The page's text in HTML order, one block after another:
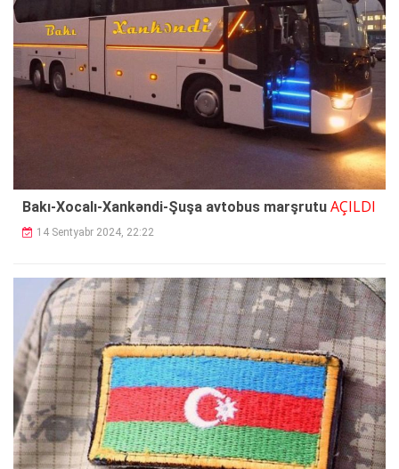
Bakı-Xocalı-Xankəndi-Şuşa avtobus marşrutu AÇILDI
14 Sentyabr 2024, 22:22